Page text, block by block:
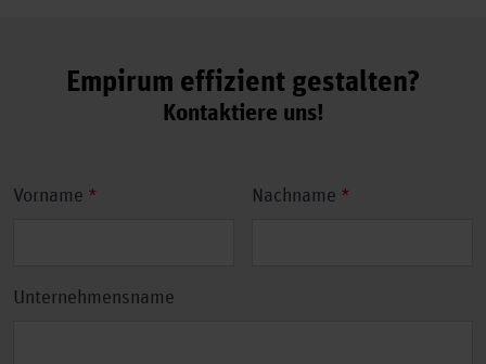
Empirum effizient gestalten?
Kontaktiere uns!
Ihr
Vorname * Nachname *
Unternehmensname